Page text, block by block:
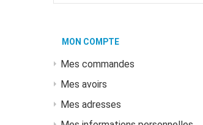
MON COMPTE
Mes commandes
Mes avoirs
Mes adresses